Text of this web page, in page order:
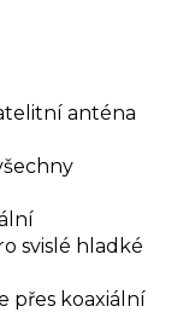
anténa
svislé hladké
přes koaxiální